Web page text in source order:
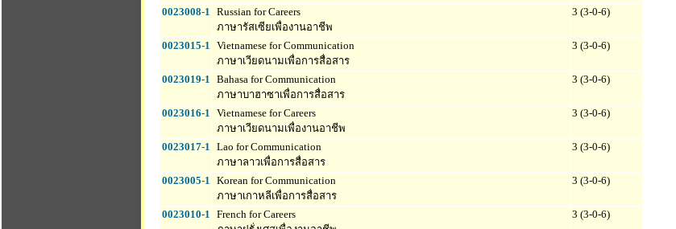
0023008-1 Russian for Careers
ภาษารัสเซียเพื่องานอาชีพ
3 (3-0-6)
0023015-1 Vietnamese for Communication
ภาษาเวียดนามเพื่อการสื่อสาร
3 (3-0-6)
0023019-1 Bahasa for Communication
ภาษาบาฮาซาเพื่อการสื่อสาร
3 (3-0-6)
0023016-1 Vietnamese for Careers
ภาษาเวียดนามเพื่องานอาชีพ
3 (3-0-6)
0023017-1 Lao for Communication
ภาษาลาวเพื่อการสื่อสาร
3 (3-0-6)
0023005-1 Korean for Communication
ภาษาเกาหลีเพื่อการสื่อสาร
3 (3-0-6)
0023010-1 French for Careers
3 (3-0-6)